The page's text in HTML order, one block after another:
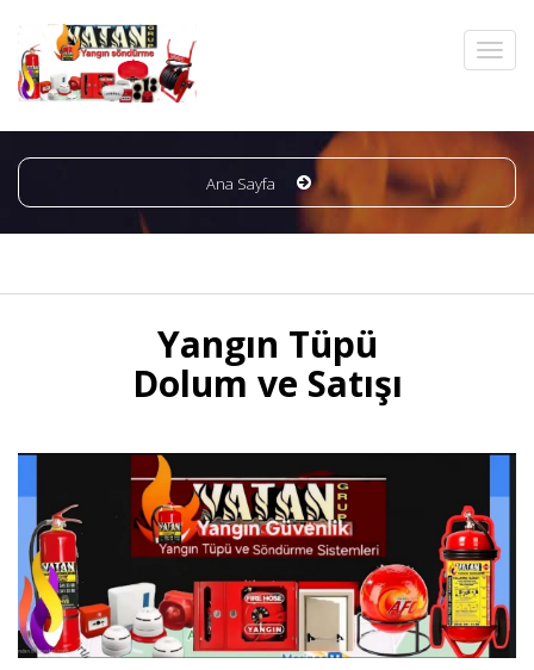
Ana Sayfa
Yangın Tüpü
Dolum ve Satışı